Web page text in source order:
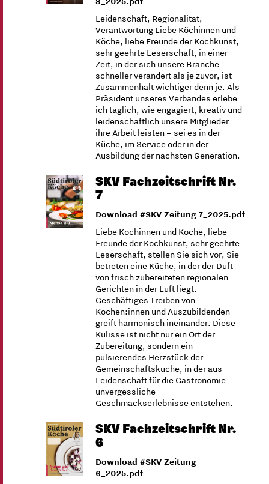
Leidenschaft, Regionalität,
Verantwortung Liebe Köchinnen und
Köche, liebe Freunde der Kochkunst,
sehr geehrte Leserschaft, in einer
Zeit, in der sich unsere Branche
schneller verändert als je zuvor, ist
Zusammenhalt wichtiger denn je. Als
Präsident unseres Verbandes erlebe
ich täglich, wie engagiert, kreativ und
leidenschaftlich unsere Mitglieder
ihre Arbeit leisten – sei es in der
Küche, im Service oder in der
Ausbildung der nächsten Generation.
SKV Fachzeitschrift Nr.
7
Download #SKV Zeitung 7_2025.pdf
Liebe Köchinnen und Köche, liebe
Freunde der Kochkunst, sehr geehrte
Leserschaft, stellen Sie sich vor, Sie
betreten eine Küche, in der der Duft
von frisch zubereiteten regionalen
Gerichten in der Luft liegt.
Geschäftiges Treiben von
Köchen:innen und Auszubildenden
greift harmonisch ineinander. Diese
Kulisse ist nicht nur ein Ort der
Zubereitung, sondern ein
pulsierendes Herzstück der
Gemeinschaftsküche, in der aus
Leidenschaft für die Gastronomie
unvergessliche
Geschmackserlebnisse entstehen.
SKV Fachzeitschrift Nr.
6
Download #SKV Zeitung
6_2025.pdf